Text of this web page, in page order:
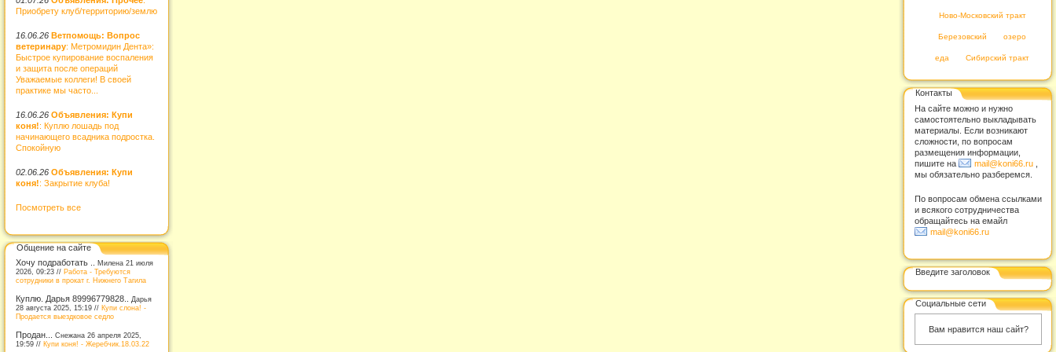
Приобрету клуб/территорию/землю
16.06.26 Ветпомощь: Вопрос
ветеринару: Метромидин Дента»:
Быстрое купирование воспаления
и защита после операций
Уважаемые коллеги! В своей
практике мы часто...
16.06.26 Объявления: Купи
коня!: Куплю лошадь под
начинающего всадника подростка.
Спокойную
02.06.26 Объявления: Купи
коня!: Закрытие клуба!
Посмотреть все
Общение на сайте
Хочу подработать .. Милена 21 июля
2026, 09:23 // Работа - Требуются
сотрудники в прокат г. Нижнего Тагила
Куплю. Дарья 89996779828..
Дарья
28 августа 2025, 15:19 // Купи слона! -
Продается выездковое седло
Продан... Снежана 26 апреля 2025,
19:59 // Купи коня! - Жеребчик.18.03.22
Ново-Московский тракт
Березовский озеро
еда Сибирский тракт
Контакты
На сайте можно и нужно
самостоятельно выкладывать
материалы. Если возникают
сложности, по вопросам
размещения информации,
пишите на
mail@koni66.ru
мы обязательно разберемся.
По вопросам обмена ссылками
и всякого сотрудничества
обращайтесь на емайл
mail@koni66.ru
Введите заголовок
Социальные сети
Вам нравится наш сайт?